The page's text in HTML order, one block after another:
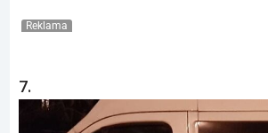
Reklama
7.